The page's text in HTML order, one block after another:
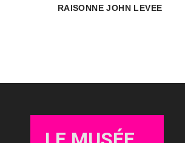
RAISONNE JOHN LEVEE